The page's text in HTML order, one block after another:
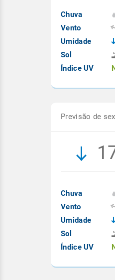
Chuva
Vento
Umidade
Sol
Índice UV
Previsão de
Chuva
Vento
Umidade
Sol
Índice UV